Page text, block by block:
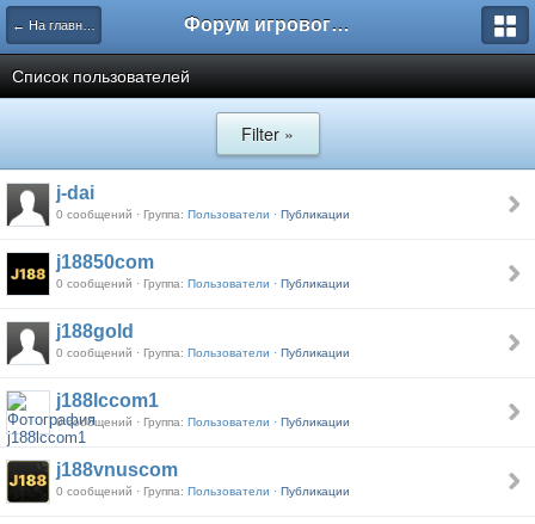
← На главную Форум игрового проекта Riverrise
Список пользователей
Filter »
j-dai
0 сообщений · Группа: Пользователи · Публикации
j18850com
0 сообщений · Группа: Пользователи · Публикации
j188gold
0 сообщений · Группа: Пользователи · Публикации
j188lccom1
0 сообщений · Группа: Пользователи · Публикации
j188vnuscom
0 сообщений · Группа: Пользователи · Публикации